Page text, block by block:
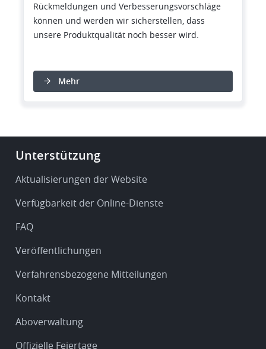
Rückmeldungen und Verbesserungsvorschläge
können und werden wir sicherstellen, dass
unsere Produktqualität noch besser wird.
Mehr
Footer
Service
support
Unterstützung
Aktualisierungen der Website
Verfügbarkeit der Online-Dienste
FAQ
Veröffentlichungen
Verfahrensbezogene Mitteilungen
Kontakt
Aboverwaltung
Offizielle Feiertage